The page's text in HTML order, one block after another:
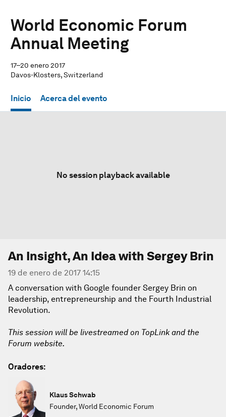
World Economic Forum
Annual Meeting
17–20 enero 2017
Davos-Klosters, Switzerland
Inicio Acerca del evento
No session playback available
An Insight, An Idea with Sergey Brin
19 de enero de 2017 14:15
A conversation with Google founder Sergey Brin on
leadership, entrepreneurship and the Fourth Industrial
Revolution.
This session will be livestreamed on TopLink and the
Forum website.
Oradores:
Klaus Schwab
Founder, World Economic Forum